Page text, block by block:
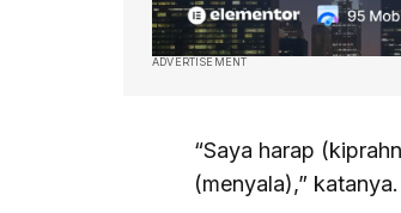
ADVERTISEMENT
“Saya harap
(menyala),” katanya.